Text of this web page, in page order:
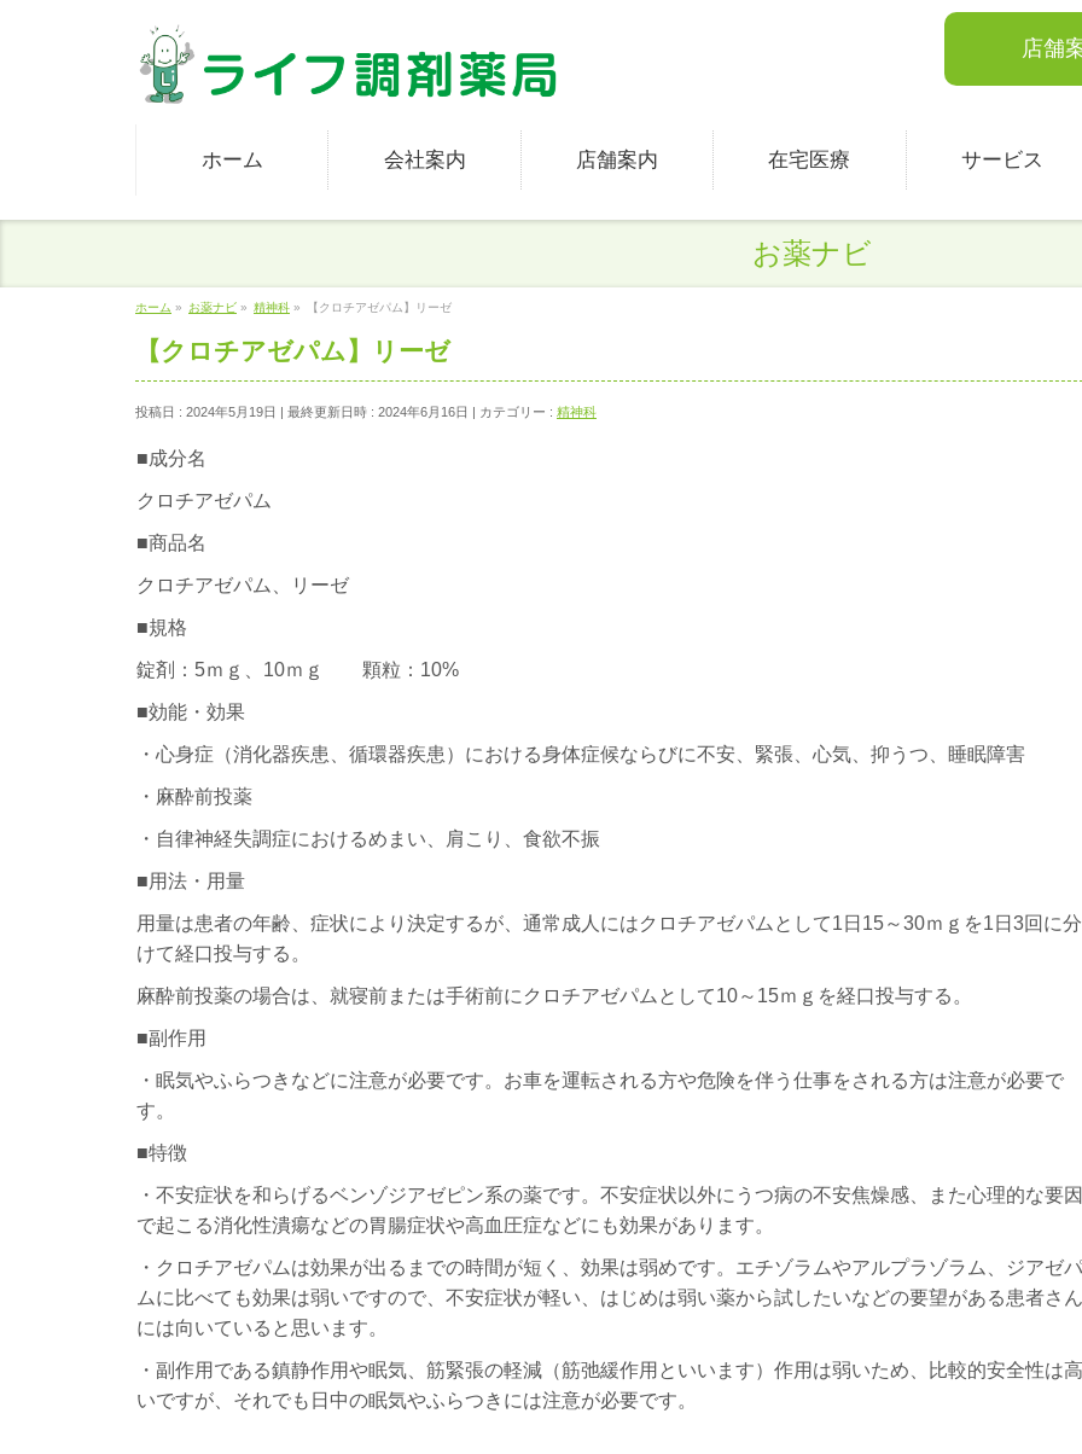
店舗
ホーム 会社案内 店舗案内 在宅医療 サービス
お薬ナビ
ホーム » お薬ナビ » 精神科 » 【クロチアゼパム】リーゼ
【クロチアゼパム】リーゼ
投稿日 : 2024年5月19日 最終更新日時 : 2024年6月16日 カテゴリー : 精神科
■成分名
クロチアゼパム
■商品名
クロチアゼパム、リーゼ
■規格
錠剤：5ｍｇ、10ｍｇ 顆粒：10%
■効能・効果
・心身症（消化器疾患、循環器疾患）における身体症候ならびに不安、緊張、心気、抑うつ、睡眠障害
・麻酔前投薬
・自律神経失調症におけるめまい、肩こり、食欲不振
■用法・用量
用量は患者の年齢、症状により決定するが、通常成人にはクロチアゼパムとして1日15～30ｍｇを1日3回に分
けて経口投与する。
麻酔前投薬の場合は、就寝前または手術前にクロチアゼパムとして10～15ｍｇを経口投与する。
■副作用
・眠気やふらつきなどに注意が必要です。お車を運転される方や危険を伴う仕事をされる方は注意が必要で
す。
■特徴
・不安症状を和らげるベンゾジアゼピン系の薬です。不安症状以外にうつ病の不安焦燥感、また心理的な要因
で起こる消化性潰瘍などの胃腸症状や高血圧症などにも効果があります。
・クロチアゼパムは効果が出るまでの時間が短く、効果は弱めです。エチゾラムやアルプラゾラム、ジアゼパ
ムに比べても効果は弱いですので、不安症状が軽い、はじめは弱い薬から試したいなどの要望がある患者さん
には向いていると思います。
・副作用である鎮静作用や眠気、筋緊張の軽減（筋弛緩作用といいます）作用は弱いため、比較的安全性は高
いですが、それでも日中の眠気やふらつきには注意が必要です。